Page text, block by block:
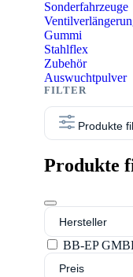
Sonderfahrzeuge
Gummi
Stahlflex
Zubehör
Auswuchtpulver
Produkte
Produkte
Hersteller
BB-EP
Preis